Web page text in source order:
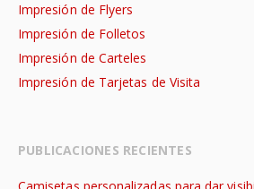
Impresión de Flyers
Impresión de Folletos
Impresión de Carteles
Impresión de Tarjetas de Visita
PUBLICACIONES RECIENTES